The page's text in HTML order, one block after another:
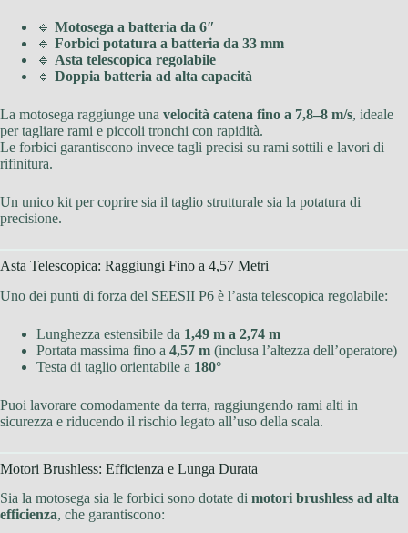
🔹 Motosega a batteria da 6″
🔹 Forbici potatura a batteria da 33 mm
🔹 Asta telescopica regolabile
🔹 Doppia batteria ad alta capacità
La motosega raggiunge una velocità catena fino a 7,8–8 m/s, ideale
per tagliare rami e piccoli tronchi con rapidità.
Le forbici garantiscono invece tagli precisi su rami sottili e lavori di
rifinitura.
Un unico kit per coprire sia il taglio strutturale sia la potatura di
precisione.
Asta Telescopica: Raggiungi Fino a 4,57 Metri
Uno dei punti di forza del SEESII P6 è l’asta telescopica regolabile:
Lunghezza estensibile da 1,49 m a 2,74 m
Portata massima fino a 4,57 m (inclusa l’altezza dell’operatore)
Testa di taglio orientabile a 180°
Puoi lavorare comodamente da terra, raggiungendo rami alti in
sicurezza e riducendo il rischio legato all’uso della scala.
Motori Brushless: Efficienza e Lunga Durata
Sia la motosega sia le forbici sono dotate di motori brushless ad alta
efficienza, che garantiscono: